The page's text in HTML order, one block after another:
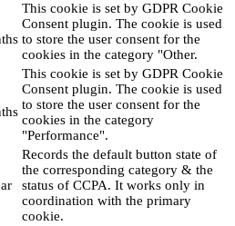
This cookie is set by GDPR Cookie
Consent plugin. The cookie is used
to store the user consent for the
cookies in the category "Other.
This cookie is set by GDPR Cookie
Consent plugin. The cookie is used
to store the user consent for the
cookies in the category
"Performance".
Records the default button state of
the corresponding category & the
status of CCPA. It works only in
coordination with the primary
cookie.